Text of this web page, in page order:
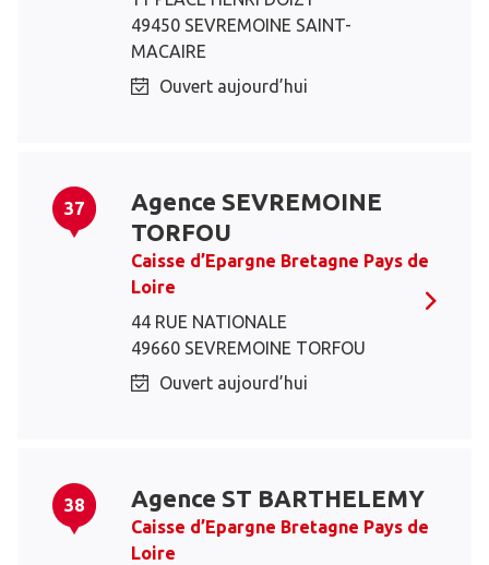
49450 SEVREMOINE SAINT-
MACAIRE
Ouvert aujourd’hui
37
Agence SEVREMOINE
TORFOU
Caisse d’Epargne Bretagne Pays de
Loire
44 RUE NATIONALE
49660 SEVREMOINE TORFOU
Ouvert aujourd’hui
38 Agence ST BARTHELEMY
Caisse d’Epargne Bretagne Pays de
Loire